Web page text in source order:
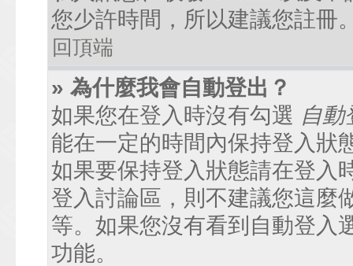
您少許時間，所以建議您註冊
回頂端
» 為什麼我會自動登出？
如果您在登入時沒有勾選 自動
能在一定的時間內保持登入狀
如果要保持登入狀態請在登入
登入討論區，則不建議您這麼
等。如果您沒有看到自動登入
功能。